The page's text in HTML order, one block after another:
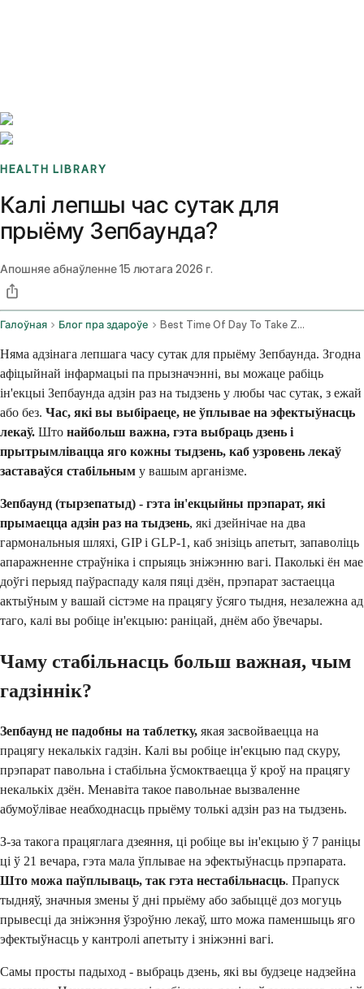
HEALTH LIBRARY
Калі лепшы час сутак для
прыёму Зепбаунда?
Апошняе абнаўленне15 лютага 2026 г.
Галоўная Блог пра здароўе Best Time Of Day To Take Zepbound
Няма адзінага лепшага часу сутак для прыёму Зепбаунда. Згодна
афіцыйнай інфармацыі па прызначэнні, вы можаце рабіць
ін'екцыі Зепбаунда адзін раз на тыдзень у любы час сутак, з ежай
або без. Час, які вы выбіраеце, не ўплывае на эфектыўнасць
лекаў. Што найбольш важна, гэта выбраць дзень і
прытрымлівацца яго кожны тыдзень, каб узровень лекаў
заставаўся стабільным у вашым арганізме.
Зепбаунд (тырзепатыд) - гэта ін'екцыйны прэпарат, які
прымаецца адзін раз на тыдзень, які дзейнічае на два
гармональныя шляхі, GIP і GLP-1, каб знізіць апетыт, запаволіць
апаражненне страўніка і спрыяць зніжэнню вагі. Паколькі ён мае
доўгі перыяд паўраспаду каля пяці дзён, прэпарат застаецца
актыўным у вашай сістэме на працягу ўсяго тыдня, незалежна ад
таго, калі вы робіце ін'екцыю: раніцай, днём або ўвечары.
Чаму стабільнасць больш важная, чым
гадзіннік?
Зепбаунд не падобны на таблетку, якая засвойваецца на
працягу некалькіх гадзін. Калі вы робіце ін'екцыю пад скуру,
прэпарат павольна і стабільна ўсмоктваецца ў кроў на працягу
некалькіх дзён. Менавіта такое павольнае вызваленне
абумоўлівае неабходнасць прыёму толькі адзін раз на тыдзень.
З-за такога працяглага дзеяння, ці робіце вы ін'екцыю ў 7 раніцы
ці ў 21 вечара, гэта мала ўплывае на эфектыўнасць прэпарата.
Што можа паўплываць, так гэта нестабільнасць. Прапуск
тыдняў, значныя змены ў дні прыёму або забыццё доз могуць
прывесці да зніжэння ўзроўню лекаў, што можа паменшыць яго
эфектыўнасць у кантролі апетыту і зніжэнні вагі.
Самы просты падыход - выбраць дзень, які вы будзеце надзейна